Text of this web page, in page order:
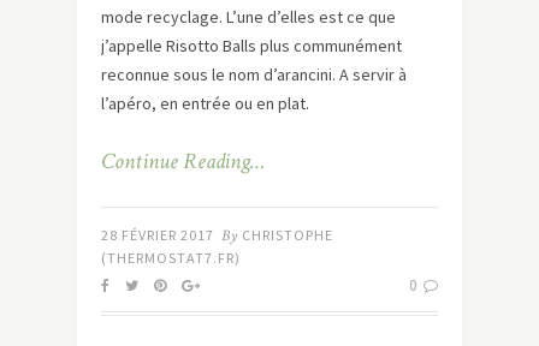
mode recyclage. L’une d’elles est ce que
j’appelle Risotto Balls plus communément
reconnue sous le nom d’arancini. A servir à
l’apéro, en entrée ou en plat.
Continue Reading…
28 FÉVRIER 2017 By CHRISTOPHE
(THERMOSTAT7.FR)
0